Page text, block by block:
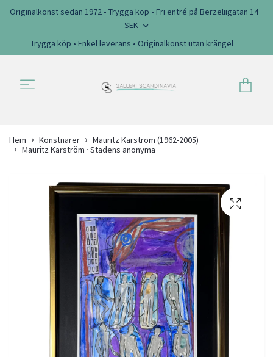
Originalkonst sedan 1972 • Trygga köp • Fri entré på Berzeliigatan 14
SEK
Trygga köp • Enkel leverans • Originalkonst utan krångel
Hem Konstnärer
Mauritz Karström (1962-2005)
Mauritz Karström · Stadens anonyma